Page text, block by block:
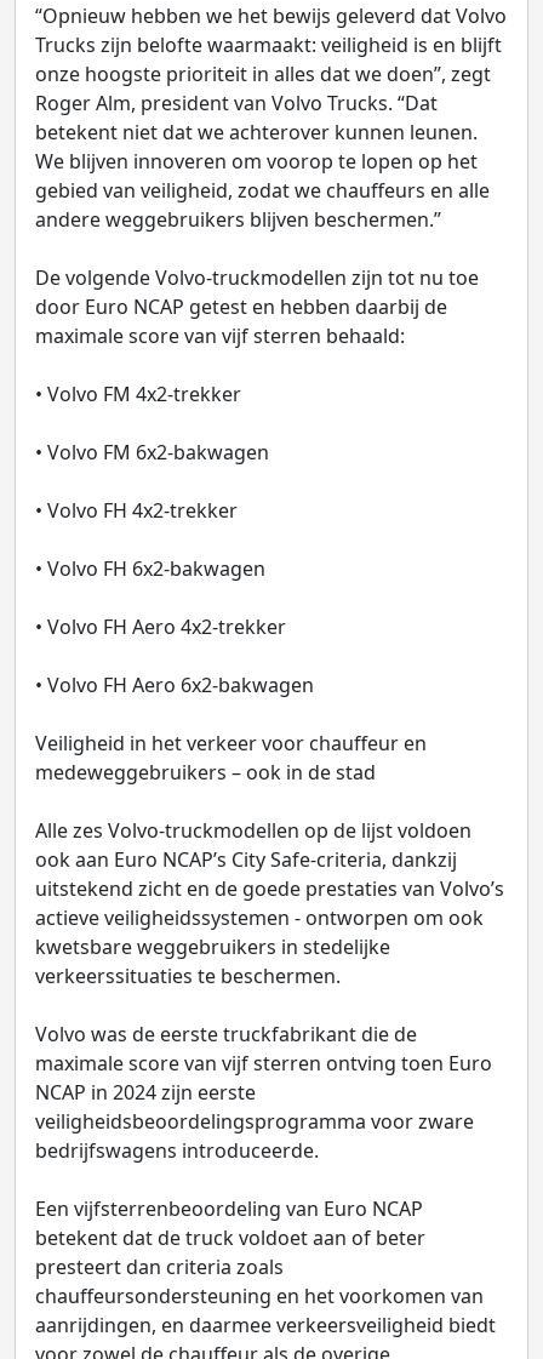
“Opnieuw hebben we het bewijs geleverd dat Volvo
Trucks zijn belofte waarmaakt: veiligheid is en blijft
onze hoogste prioriteit in alles dat we doen”, zegt
Roger Alm, president van Volvo Trucks. “Dat
betekent niet dat we achterover kunnen leunen.
We blijven innoveren om voorop te lopen op het
gebied van veiligheid, zodat we chauffeurs en alle
andere weggebruikers blijven beschermen.”
De volgende Volvo-truckmodellen zijn tot nu toe
door Euro NCAP getest en hebben daarbij de
maximale score van vijf sterren behaald:
• Volvo FM 4x2-trekker
• Volvo FM 6x2-bakwagen
• Volvo FH 4x2-trekker
• Volvo FH 6x2-bakwagen
• Volvo FH Aero 4x2-trekker
• Volvo FH Aero 6x2-bakwagen
Veiligheid in het verkeer voor chauffeur en
medeweggebruikers – ook in de stad
Alle zes Volvo-truckmodellen op de lijst voldoen
ook aan Euro NCAP’s City Safe-criteria, dankzij
uitstekend zicht en de goede prestaties van Volvo’s
actieve veiligheidssystemen - ontworpen om ook
kwetsbare weggebruikers in stedelijke
verkeerssituaties te beschermen.
Volvo was de eerste truckfabrikant die de
maximale score van vijf sterren ontving toen Euro
NCAP in 2024 zijn eerste
veiligheidsbeoordelingsprogramma voor zware
bedrijfswagens introduceerde.
Een vijfsterrenbeoordeling van Euro NCAP
betekent dat de truck voldoet aan of beter
presteert dan criteria zoals
chauffeursondersteuning en het voorkomen van
aanrijdingen, en daarmee verkeersveiligheid biedt